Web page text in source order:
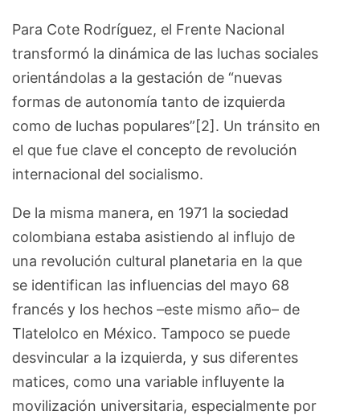
Para Cote Rodríguez, el Frente Nacional
transformó la dinámica de las luchas sociales
orientándolas a la gestación de “nuevas
formas de autonomía tanto de izquierda
como de luchas populares”[2]. Un tránsito en
el que fue clave el concepto de revolución
internacional del socialismo.
De la misma manera, en 1971 la sociedad
colombiana estaba asistiendo al influjo de
una revolución cultural planetaria en la que
se identifican las influencias del mayo 68
francés y los hechos –este mismo año– de
Tlatelolco en México. Tampoco se puede
desvincular a la izquierda, y sus diferentes
matices, como una variable influyente la
movilización universitaria, especialmente por